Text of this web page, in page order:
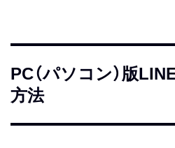
PC（パソコン）版
方法